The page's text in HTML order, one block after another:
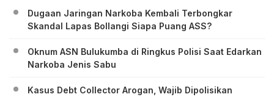
Dugaan Jaringan Narkoba Kembali Terbongkar
Skandal Lapas Bollangi Siapa Puang ASS?
Oknum ASN Bulukumba di Ringkus Polisi Saat Edarkan
Narkoba Jenis Sabu
Kasus Debt Collector Arogan, Wajib Dipolisikan